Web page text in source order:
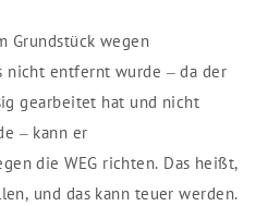
Grundstück wegen
nicht entfernt wurde – da der
gearbeitet hat und nicht
– kann er
die WEG richten. Das heißt,
und das kann teuer werden.